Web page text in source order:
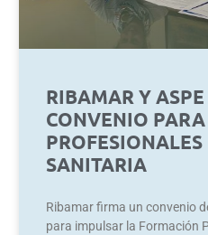
RIBAMAR Y
CONVENIO
SANITARIA
Ribamar firma un convenio
para impulsar la Formación